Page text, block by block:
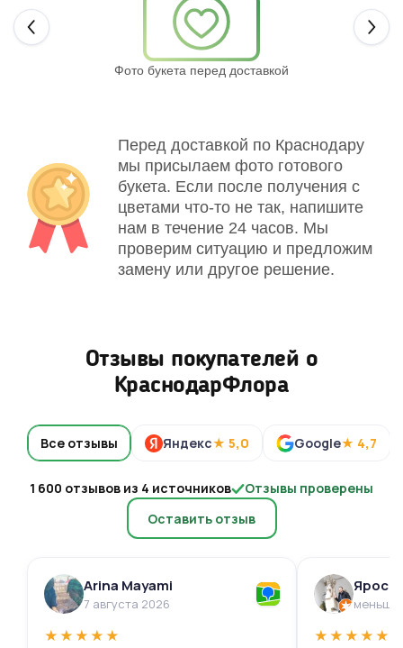
Фото букета перед доставкой
Перед доставкой по Краснодару
мы присылаем фото готового
букета. Если после получения с
цветами что-то не так, напишите
нам в течение 24 часов. Мы
проверим ситуацию и предложим
замену или другое решение.
Отзывы покупателей о
КраснодарФлора
Все отзывы Яндекс★ 5,0 Google★ 4,7
1 600 отзывов из 4 источников
Отзывы проверены
Оставить отзыв
Arina Mayami
7 августа 2026
★★★★★
меньше
★★★★★